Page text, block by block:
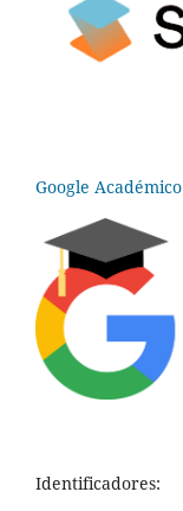
Google Académico
Identificadores: